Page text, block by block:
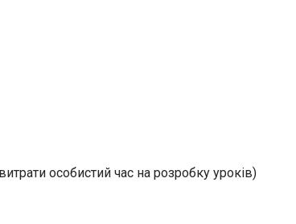
особистий час на розробку уроків)